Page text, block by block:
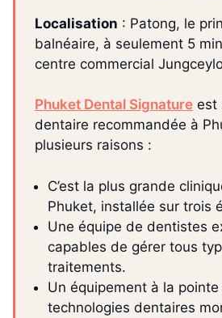
Localisation : Patong, le
balnéaire, à seulement 5
centre commercial
Phuket Dental Signature est
dentaire recommandée à
plusieurs raisons :
C’est la plus grande
Phuket, installée sur trois
Une équipe de dentistes
capables de gérer tous
traitements.
Un équipement à la pointe
technologies dentaires